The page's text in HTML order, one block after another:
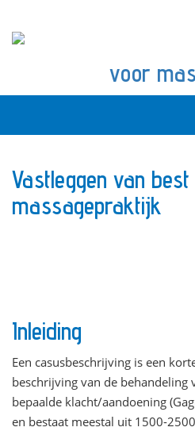
voor
Vastleggen van
massagepraktijk
Inleiding
Een casusbeschrijving is een
beschrijving van de behandeling
bepaalde klacht/aandoening
en bestaat meestal uit 1500-